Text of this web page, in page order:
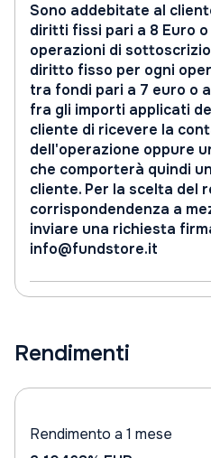
Sono addebitate al
diritti fissi pari a 8 Euro
operazioni di
diritto fisso per ogni
tra fondi pari a 7 euro o
fra gli importi applicati
cliente di ricevere la
dell'operazione oppure
che comporterà quindi
cliente. Per la scelta del
corrispondendenza a
inviare una richiesta
info@fundstore.it
Rendimenti
Rendimento a 1 mese